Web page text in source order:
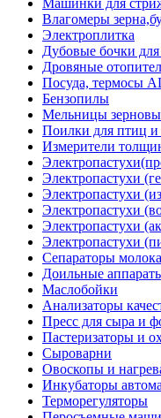
Машинки для
Влагомеры
Электроплитка
Дубовые бочки
Дровяные
Посуда, термосы
Бензопилы
Мельницы
Поилки для птиц
Измерители
Электропастухи
Электропастухи
Электропастухи
Электропастухи
Электропастухи
Сепараторы
Доильные
Маслобойки
Анализаторы
Пресс для сыра и
Пастеризаторы и
Сыроварни
Овоскопы и
Инкубаторы
Терморегуляторы